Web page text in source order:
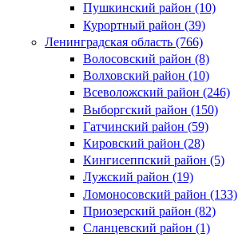
Пушкинский район (10)
Курортный район (39)
Ленинградская область (766)
Волосовский район (8)
Волховский район (10)
Всеволожский район (246)
Выборгский район (150)
Гатчинский район (59)
Кировский район (28)
Кингисеппский район (5)
Лужский район (19)
Ломоносовский район (133)
Приозерский район (82)
Сланцевский район (1)